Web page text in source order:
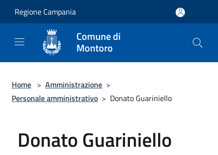
Regione Campania
Comune di
Montoro
Home > Amministrazione >
Personale amministrativo > Donato Guariniello
Donato Guariniello